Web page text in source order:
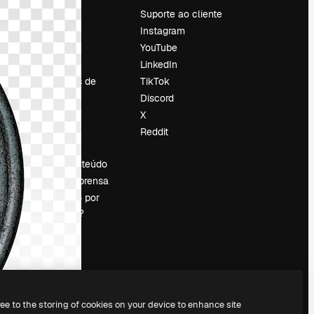
Sobre nós
Emprego
Tendências de
pesquisa
Blog
Vender conteúdo
Sala de imprensa
Procurando por
magnific.ai?
Suporte ao cliente
Instagram
YouTube
LinkedIn
TikTok
Discord
X
Reddit
to the storing of cookies on your device to enhance site